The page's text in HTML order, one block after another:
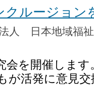
クルージョン
法人 日本地域
会を開催しま
が活発に意見